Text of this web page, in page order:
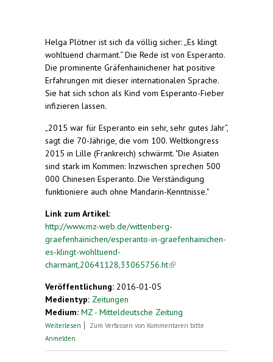
Helga Plötner ist sich da völlig sicher: „Es klingt
wohltuend charmant.“ Die Rede ist von Esperanto.
Die prominente Gräfenhainichener hat positive
Erfahrungen mit dieser internationalen Sprache.
Sie hat sich schon als Kind vom Esperanto-Fieber
infizieren lassen.
„2015 war für Esperanto ein sehr, sehr gutes Jahr“,
sagt die 70-Jährige, die vom 100. Weltkongress
2015 in Lille (Frankreich) schwärmt. "Die Asiaten
sind stark im Kommen: Inzwischen sprechen 500
000 Chinesen Esperanto. Die Verständigung
funktioniere auch ohne Mandarin-Kenntnisse."
Link zum Artikel:
http://www.mz-web.de/wittenberg-
graefenhainichen/esperanto-in-graefenhainichen-
es-klingt-wohltuend-
charmant,20641128,33065756.ht(link is external)
Veröffentlichung: 2016-01-05
Medientyp: Zeitungen
Medium: MZ - Mitteldeutsche Zeitung
Weiterlesen über Helga Plötner hat sich schon als Kind vom
Zum Verfassen von Kommentaren bitte
Anmelden